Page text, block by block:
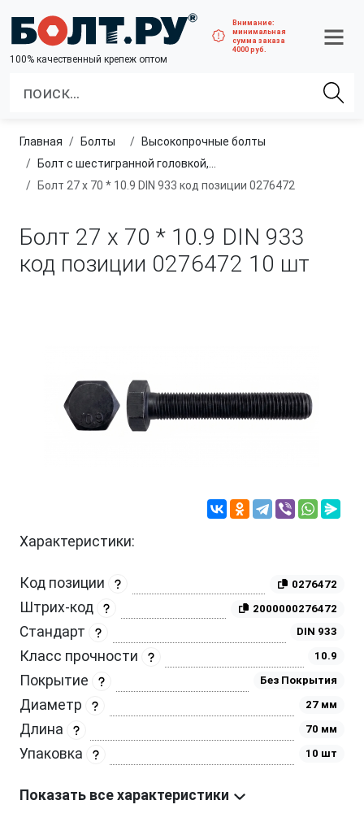
100% качественный крепеж оптом
Внимание:
минимальная
сумма заказа
4000 руб.
Главная болты
высокопрочные болты
Болт с шестигранной головкой, полная резьба, класс прочности 10.9 и 12.9
Болт 27 х 70 * 10.9 DIN 933 код позиции 0276472
Болт 27 х 70 * 10.9 DIN 933
код позиции 0276472 10 шт
Характеристики:
Код позиции 0276472
Штрих-код 2000000276472
Стандарт DIN 933
Класс прочности 10.9
Покрытие Без Покрытия
Диаметр 27 мм
Длина 70 мм
Упаковка 10 шт
Показать все характеристики